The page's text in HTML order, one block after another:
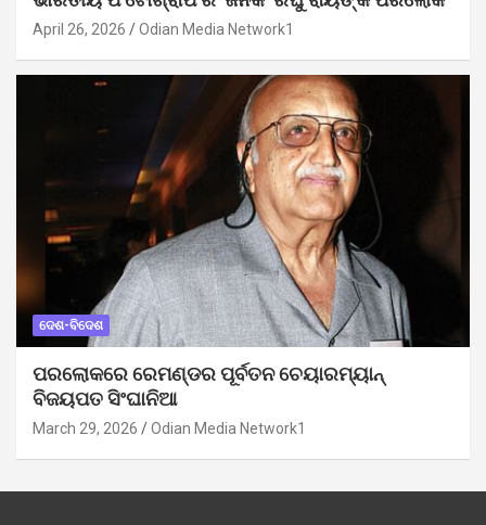
April 26, 2026 Odian Media Network1
ଦେଶ-ବିଦେଶ
ପରଲୋକରେ ରେମଣ୍ଡର ପୂର୍ବତନ ଚେୟାରମ୍ୟାନ୍
ବିଜୟପତ ସିଂଘାନିଆ
March 29, 2026 Odian Media Network1